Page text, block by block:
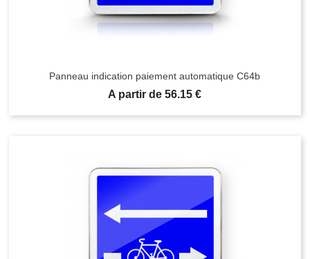
Panneau indication paiement automatique C64b
Prix
A partir de 56.15 €